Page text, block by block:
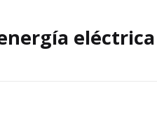
eléctrica